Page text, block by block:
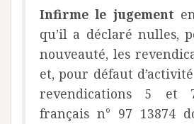
Infirme le jugement
qu’il a déclaré nulles,
nouveauté, les
et, pour défaut
revendications 5 et
français n° 97 13874